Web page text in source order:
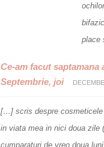
place
Ce-am facut saptamana
Septembrie, joi
[…] scris despre cosmeticele
in viata mea in nici doua zile
cumparaturi de vreo doua